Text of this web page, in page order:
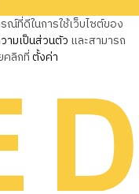
ณ์ที่ดีในการใช้เว็บไซต์ของ
ามเป็นส่วนตัว และสามารถ
คลิกที่ตั้งค่า